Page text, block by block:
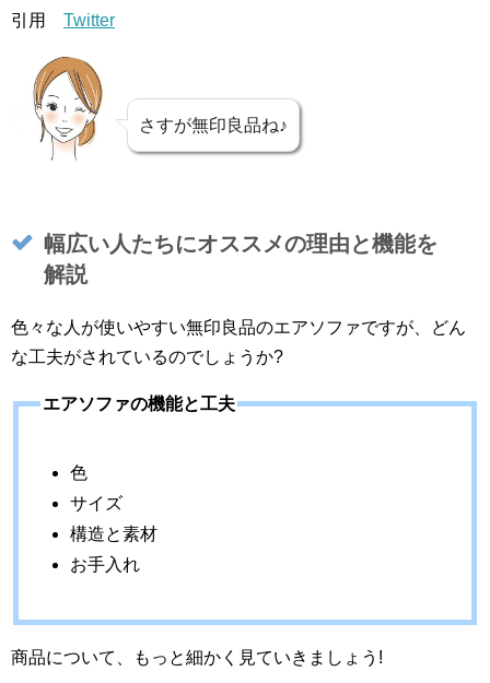
引用 Twitter
さすが無印良品ね♪
幅広い人たちにオススメの理由と機能を
解説
色々な人が使いやすい無印良品のエアソファですが、どん
な工夫がされているのでしょうか?
エアソファの機能と工夫
色
サイズ
構造と素材
お手入れ
商品について、もっと細かく見ていきましょう!